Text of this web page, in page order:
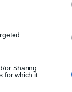
or Sharing
for which it